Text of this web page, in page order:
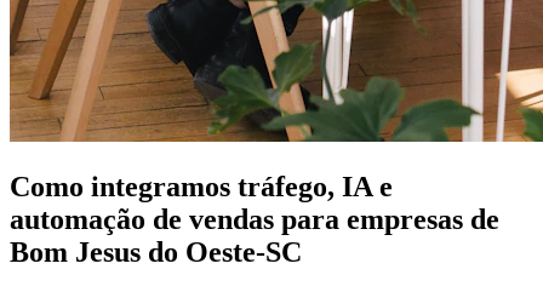
Como integramos tráfego, IA e
automação de vendas para empresas de
Bom Jesus do Oeste-SC